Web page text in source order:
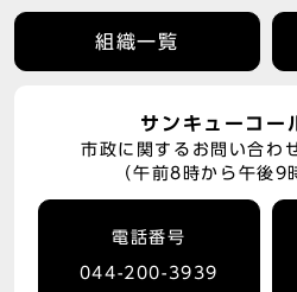
組織一覧
サンキューコー
市政に関するお問い合わ
（午前8時から午後
電話番号
044-200-3939